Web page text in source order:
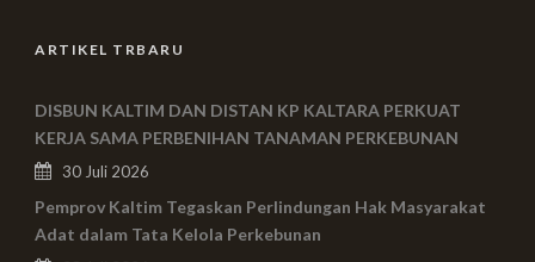
ARTIKEL TRBARU
DISBUN KALTIM DAN DISTAN KP KALTARA PERKUAT
KERJA SAMA PERBENIHAN TANAMAN PERKEBUNAN
30 Juli 2026
Pemprov Kaltim Tegaskan Perlindungan Hak Masyarakat
Adat dalam Tata Kelola Perkebunan